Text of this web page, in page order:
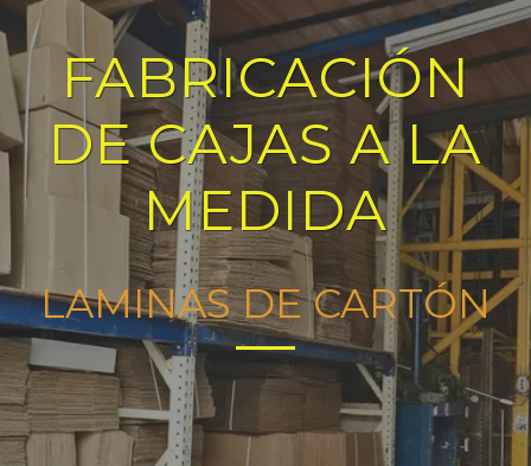
FABRICACIÓN
DE CAJAS A LA
MEDIDA
LAMINAS DE CARTÓN